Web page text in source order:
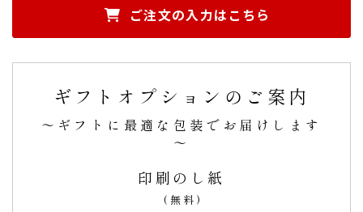
名前入り、ってやっぱり特別！想いが一層 伝わる
なぁと思いました。
ネットで見つけていいなぁ、と思って申し込みました。「あ
孫も息子もどら焼きが大好きだった事を初めて知りました。
名前入り、ってやっぱり特別！
ご注文の入力はこちら
ギフトオプションのご案内
～ギフトに最適な包装でお届けします
～
印刷のし紙
(無料)